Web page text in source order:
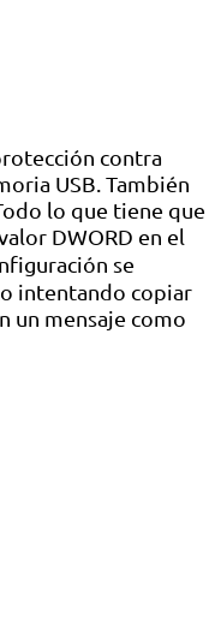
contra
USB. También
lo que tiene que
DWORD en el
se
intentando copiar
un mensaje como